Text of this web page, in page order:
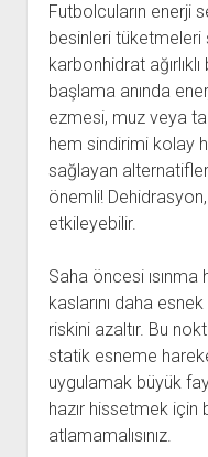
Futbolcuların enerji
besinleri tüketmeleri
karbonhidrat
başlama anında
ezmesi, muz veya
hem sindirimi kolay
sağlayan
önemli!
etkileyebilir.
Saha öncesi ısınma
kaslarını daha
riskini azaltır. Bu
statik esneme
uygulamak büyük
hazır hissetmek için
atlamamalısınız.